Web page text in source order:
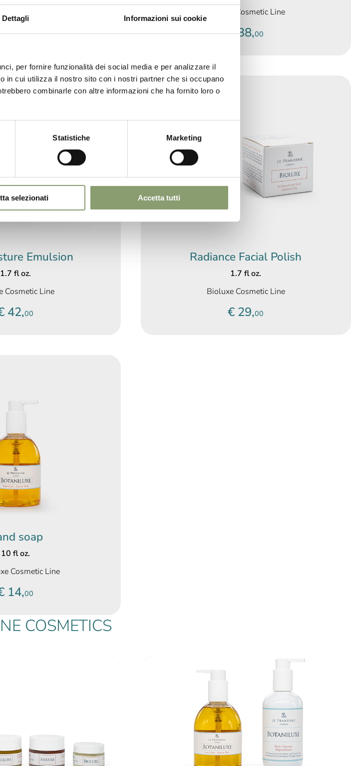
Dettagli Informazioni sui cookie
per fornire funzionalità dei social media e per analizzare il
in cui utilizza il nostro sito con i nostri partner che si occupano
combinarle con altre informazioni che ha fornito loro o
Statistiche Marketing
selezionati Accetta tutti
22,00
Bioluxe Cosmetic Line
€ 38,00
Emulsion
1.7 fl oz.
Cosmetic Line
42,00
Radiance Facial Polish
1.7 fl oz.
Bioluxe Cosmetic Line
€ 29,00
soap
10 fl oz.
Cosmetic Line
14,00
COSMETICS